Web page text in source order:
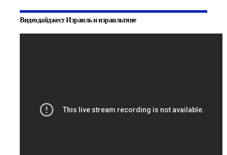
Видеодайджест Израиль и израильтяне